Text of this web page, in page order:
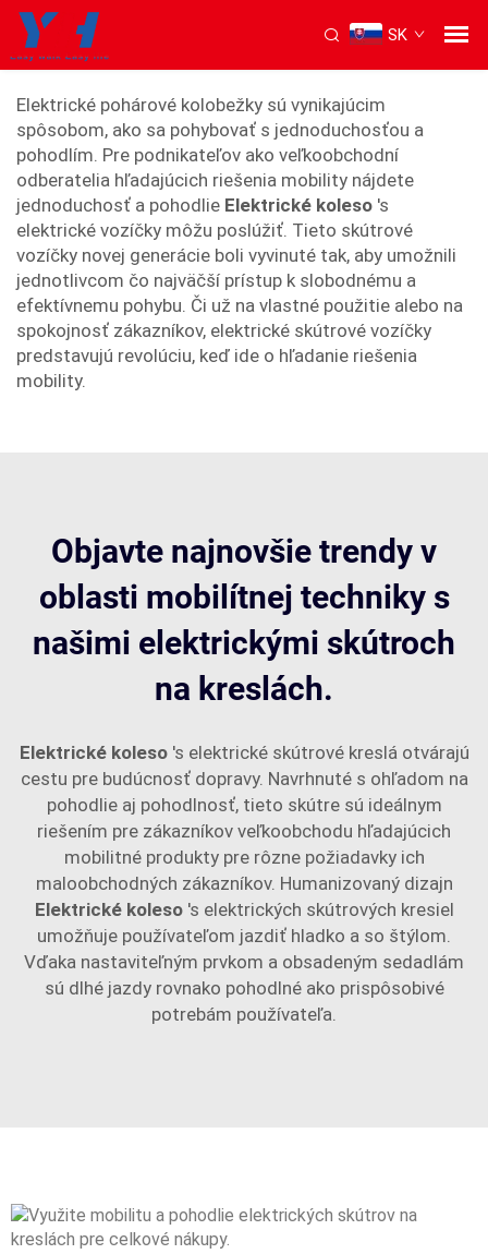
SK
elektrický skúter na kresle
Elektrické pohárové kolobežky sú vynikajúcim
spôsobom, ako sa pohybovať s jednoduchosťou a
pohodlím. Pre podnikateľov ako veľkoobchodní
odberatelia hľadajúcich riešenia mobility nájdete
jednoduchosť a pohodlie Elektrické koleso 's
elektrické vozíčky môžu poslúžiť. Tieto skútrové
vozíčky novej generácie boli vyvinuté tak, aby umožnili
jednotlivcom čo najväčší prístup k slobodnému a
efektívnemu pohybu. Či už na vlastné použitie alebo na
spokojnosť zákazníkov, elektrické skútrové vozíčky
predstavujú revolúciu, keď ide o hľadanie riešenia
mobility.
Objavte najnovšie trendy v
oblasti mobilítnej techniky s
našimi elektrickými skútroch
na kreslách.
Elektrické koleso 's elektrické skútrové kreslá otvárajú
cestu pre budúcnosť dopravy. Navrhnuté s ohľadom na
pohodlie aj pohodlnosť, tieto skútre sú ideálnym
riešením pre zákazníkov veľkoobchodu hľadajúcich
mobilitné produkty pre rôzne požiadavky ich
maloobchodných zákazníkov. Humanizovaný dizajn
Elektrické koleso 's elektrických skútrových kresiel
umožňuje používateľom jazdiť hladko a so štýlom.
Vďaka nastaviteľným prvkom a obsadeným sedadlám
sú dlhé jazdy rovnako pohodlné ako prispôsobivé
potrebám používateľa.